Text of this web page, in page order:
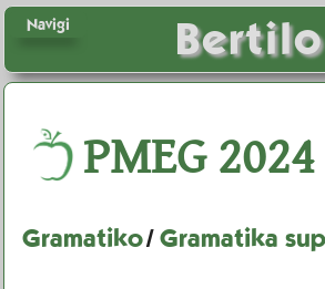
Bertilo
Navigi
PMEG2024
Gramatiko/Gramatika